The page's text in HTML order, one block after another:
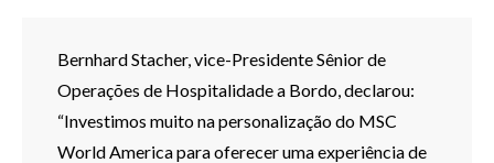
Bernhard Stacher, vice-Presidente Sênior de
Operações de Hospitalidade a Bordo, declarou:
“Investimos muito na personalização do MSC
World America para oferecer uma experiência de